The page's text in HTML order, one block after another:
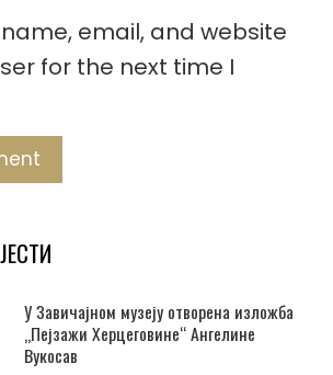
email, and website
for the next time I
У Завичајном музеју отворена изложба
„Пејзажи Херцеговине“ Ангелине
Вукосав